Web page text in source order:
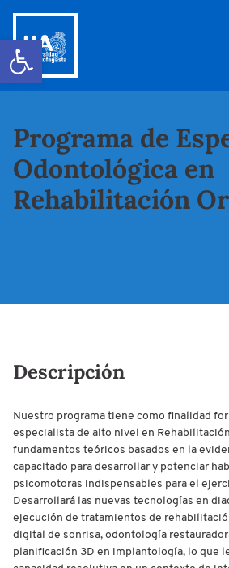
Abrir barra de herramientas
Programa de
Odontológica en
Rehabilitación
Descripción
Nuestro programa tiene como finalidad
especialista de alto nivel en
fundamentos teóricos basados en la
capacitado para desarrollar y potenciar
psicomotoras indispensables para el
Desarrollará las nuevas tecnologías en
ejecución de tratamientos de
digital de sonrisa, odontología
planificación 3D en implantología, lo que